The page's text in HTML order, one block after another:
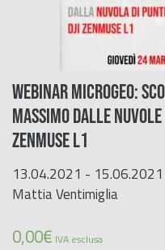
Webinar Microgeo:
massimo dalle nuvole
ZENMUSE L1
13.04.2021 - 15.06.2021
Mattia Ventimiglia
0,00€ IVA esclusa